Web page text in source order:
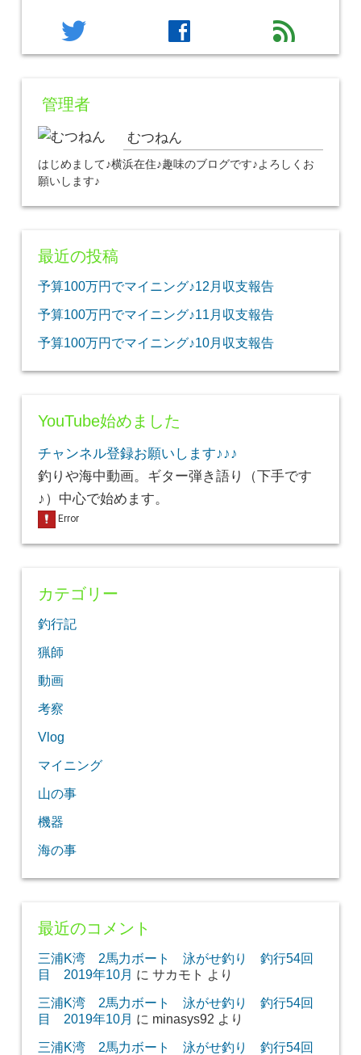
twitter facebook feed
管理者
むつねん
はじめまして♪横浜在住♪趣味のブログです♪よろしくお
願いします♪
最近の投稿
予算100万円でマイニング♪12月収支報告
予算100万円でマイニング♪11月収支報告
予算100万円でマイニング♪10月収支報告
YouTube始めました
チャンネル登録お願いします♪♪♪
釣りや海中動画。ギター弾き語り（下手です
♪）中心で始めます。
カテゴリー
釣行記
猟師
動画
考察
Vlog
マイニング
山の事
機器
海の事
最近のコメント
三浦K湾 2馬力ボート 泳がせ釣り 釣行54回
目 2019年10月 に サカモト より
三浦K湾 2馬力ボート 泳がせ釣り 釣行54回
目 2019年10月 に minasys92 より
三浦K湾 2馬力ボート 泳がせ釣り 釣行54回